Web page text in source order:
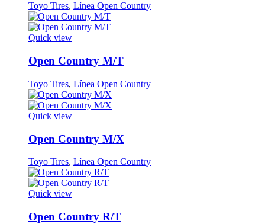
Toyo Tires, Línea Open Country
Quick view
Open Country M/T
Toyo Tires, Línea Open Country
Quick view
Open Country M/X
Toyo Tires, Línea Open Country
Quick view
Open Country R/T